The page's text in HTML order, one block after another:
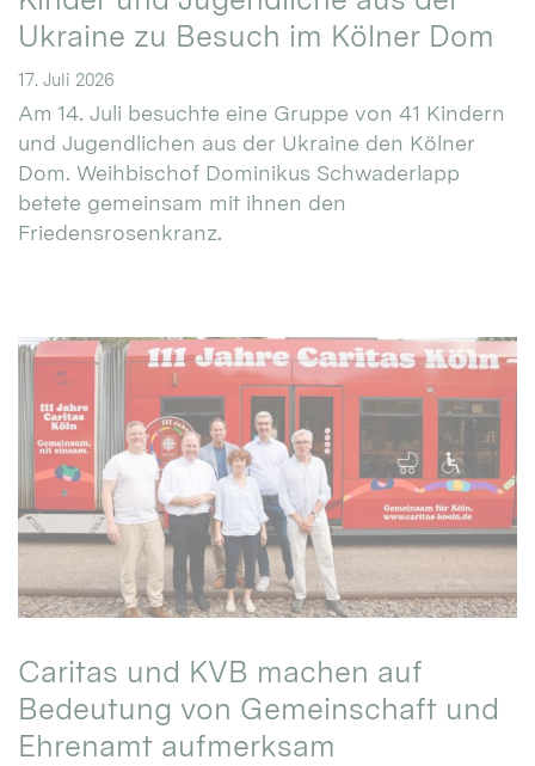
Ukraine zu Besuch im Kölner Dom
17. Juli 2026
Am 14. Juli besuchte eine Gruppe von 41 Kindern
und Jugendlichen aus der Ukraine den Kölner
Dom. Weihbischof Dominikus Schwaderlapp
betete gemeinsam mit ihnen den
Friedensrosenkranz.
Caritas und KVB machen auf
Bedeutung von Gemeinschaft und
Ehrenamt aufmerksam